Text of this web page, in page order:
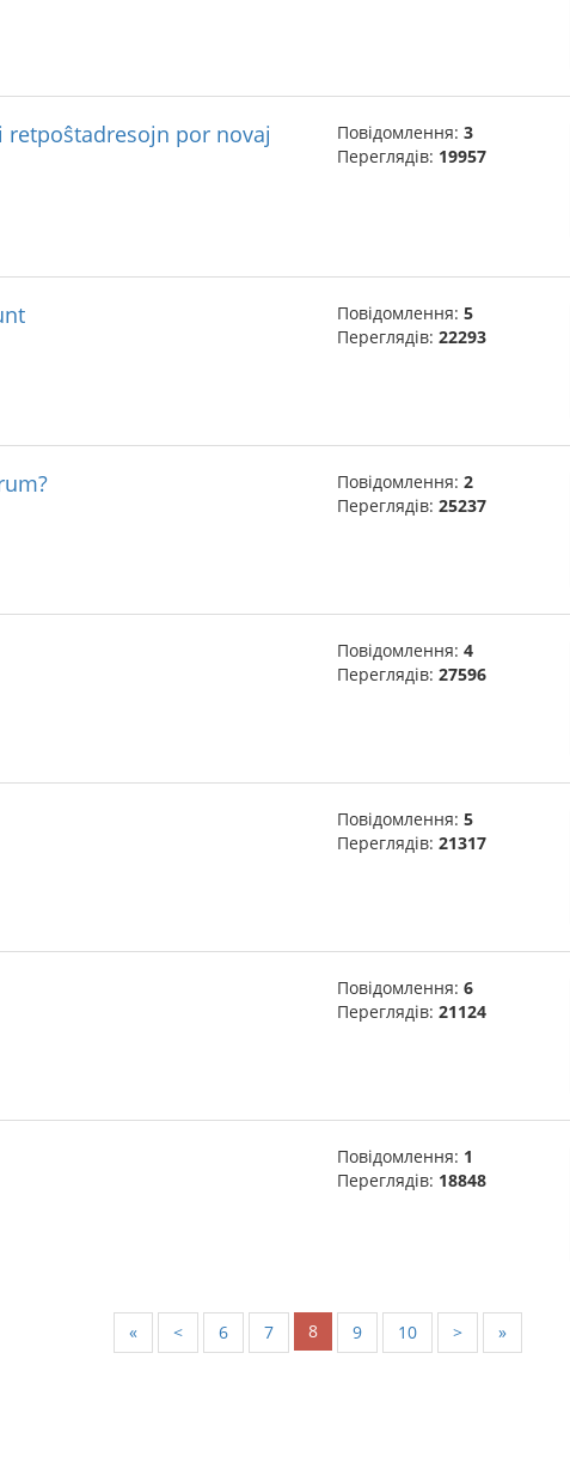
por novaj
Повідомлення: 3
Переглядів: 19957
Повідомлення: 5
Переглядів: 22293
Повідомлення: 2
Переглядів: 25237
Повідомлення: 4
Переглядів: 27596
Повідомлення: 5
Переглядів: 21317
Повідомлення: 6
Переглядів: 21124
Повідомлення: 1
Переглядів: 18848
« < 6 7 8 9 10 > »